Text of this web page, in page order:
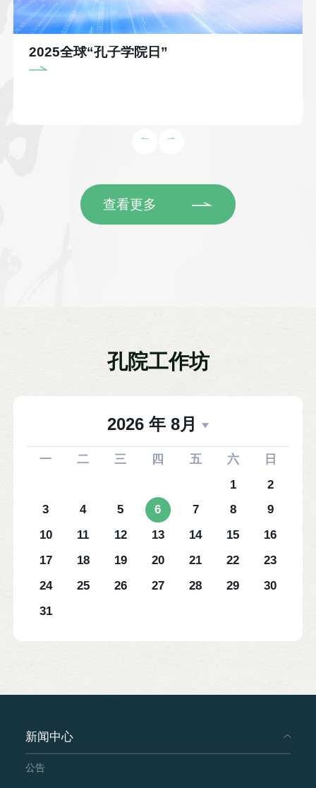
2025全球“孔子学院日”
查看更多
孔院工作坊
2026年 8月
一 二 三 四 五 六
日
1
2
3
4 5 6 7 8
9
10
11 12 13 14 15
16
17
18 19 20 21 22
23
24
25 26 27 28 29
30
31
新闻中心
公告